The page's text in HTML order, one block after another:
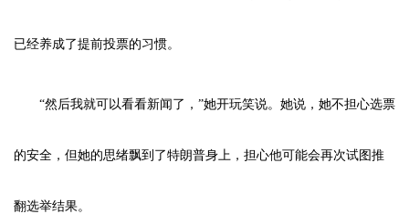
已经养成了提前投票的习惯。
“然后我就可以看看新闻了，”她开玩笑说。她说，她不担心选票
的安全，但她的思绪飘到了特朗普身上，担心他可能会再次试图推
翻选举结果。